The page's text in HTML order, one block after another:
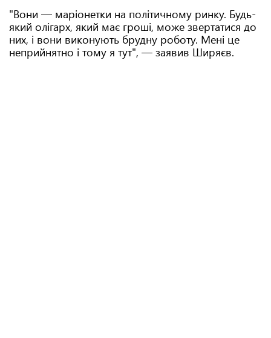
"Вони — маріонетки на політичному ринку. Будь-
який олігарх, який має гроші, може звертатися до
них, і вони виконують брудну роботу. Мені це
неприйнятно і тому я тут", — заявив Ширяєв.